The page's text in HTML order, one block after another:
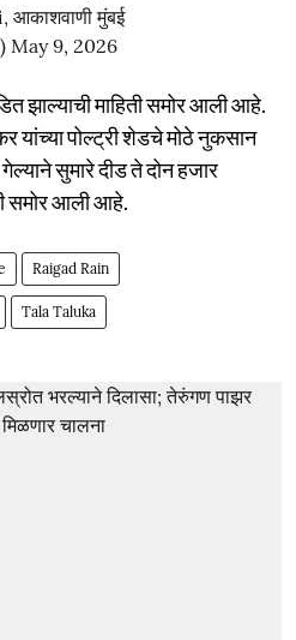
मुंबई
May 9, 2026
झाल्याची माहिती समोर आली आहे.
पोल्ट्री शेडचे मोठे नुकसान
सुमारे दीड ते दोन हजार
समोर आली आहे.
Raigad Rain
Tala Taluka